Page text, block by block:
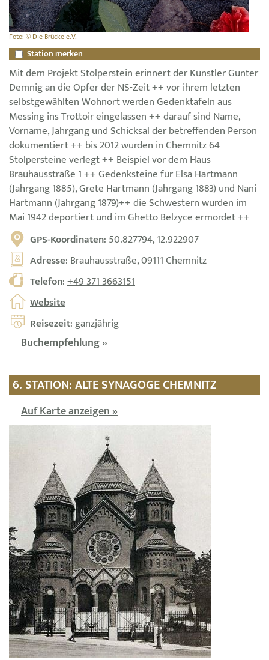
Foto: © Die Brücke e.V.
Station merken
Mit dem Projekt Stolperstein erinnert der Künstler Gunter
Demnig an die Opfer der NS-Zeit ++ vor ihrem letzten
selbstgewählten Wohnort werden Gedenktafeln aus
Messing ins Trottoir eingelassen ++ darauf sind Name,
Vorname, Jahrgang und Schicksal der betreffenden Person
dokumentiert ++ bis 2012 wurden in Chemnitz 64
Stolpersteine verlegt ++ Beispiel vor dem Haus
Brauhausstraße 1 ++ Gedenksteine für Elsa Hartmann
(Jahrgang 1885), Grete Hartmann (Jahrgang 1883) und Nani
Hartmann (Jahrgang 1879)++ die Schwestern wurden im
Mai 1942 deportiert und im Ghetto Belzyce ermordet ++
GPS-Koordinaten: 50.827794, 12.922907
Adresse: Brauhausstraße, 09111 Chemnitz
Telefon:+49 371 3663151
Website
Reisezeit: ganzjährig
Buchempfehlung »
6. STATION: ALTE SYNAGOGE CHEMNITZ
Auf Karte anzeigen »